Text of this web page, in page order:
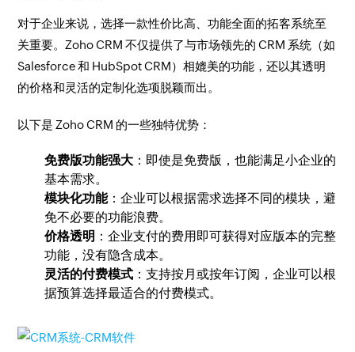
对于企业来说，选择一款性价比高、功能全面的拓客系统至
关重要。Zoho CRM 不仅提供了与市场领先的 CRM 系统（如
Salesforce 和 HubSpot CRM）相媲美的功能，还以其透明
的价格和灵活的定制化选项脱颖而出。
以下是 Zoho CRM 的一些独特优势：
免费版功能强大 ：即使是免费版，也能满足小企业的
基本需求。
模块化功能：企业可以根据需求选择不同的模块，避
免不必要的功能浪费。
价格透明 ：企业支付的费用即可获得对应版本的完整
功能，没有隐含成本。
灵活的付费模式 ：支持按月或按年订阅，企业可以根
据预算选择最适合的付费模式。